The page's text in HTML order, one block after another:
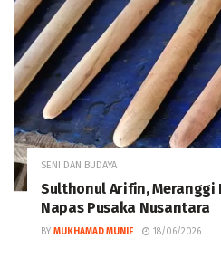
SENI DAN BUDAYA
Sulthonul Arifin, Meranggi
Napas Pusaka Nusantara
BY MUKHAMAD MUNIF 18/06/2026